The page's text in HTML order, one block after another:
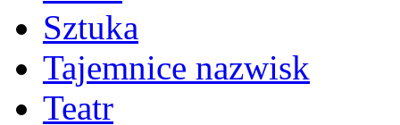
Sztuka
Tajemnice nazwisk
Teatr